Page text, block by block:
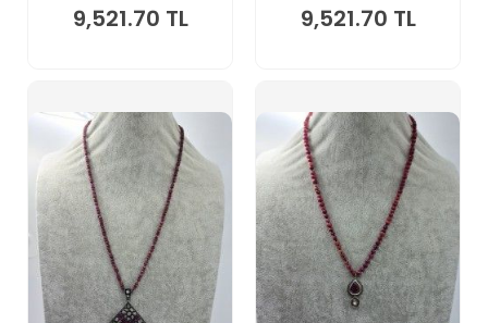
9,521.70 TL 9,521.70 TL